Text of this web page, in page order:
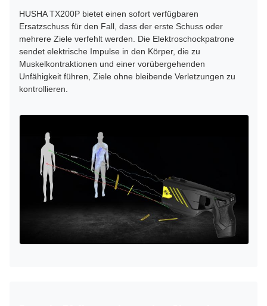
HUSHA TX200P bietet einen sofort verfügbaren
Ersatzschuss für den Fall, dass der erste Schuss oder
mehrere Ziele verfehlt werden. Die Elektroschockpatrone
sendet elektrische Impulse in den Körper, die zu
Muskelkontraktionen und einer vorübergehenden
Unfähigkeit führen, Ziele ohne bleibende Verletzungen zu
kontrollieren.